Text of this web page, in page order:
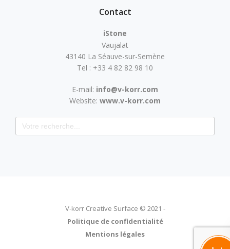
Contact
iStone
Vaujalat
43140 La Séauve-sur-Semène
Tel : +33 4 82 82 98 10
E-mail: info@v-korr.com
Website: www.v-korr.com
V-korr Creative Surface © 2021 -
Politique de confidentialité
Mentions légales